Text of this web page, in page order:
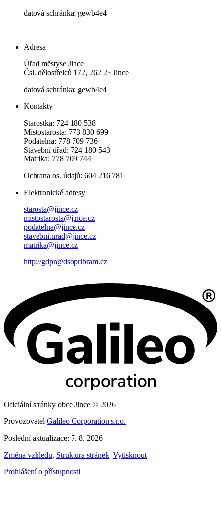
datová schránka: gewb4e4
Adresa
Úřad městyse Jince
Čsl. dělostřelců 172, 262 23 Jince
datová schránka: gewb4e4
Kontakty
Starostka: 724 180 538
Místostarosta: 773 830 699
Podatelna: 778 709 736
Stavební úřad: 724 180 543
Matrika: 778 709 744
Ochrana os. údajů: 604 216 781
Elektronické adresy
starosta@jince.cz
mistostarosta@jince.cz
podatelna@jince.cz
stavebni.urad@jince.cz
matrika@jince.cz
http://gdpr@dsopribram.cz
Oficiální stránky obce Jince © 2026
Provozovatel Galileo Corporation s.r.o.
Poslední aktualizace: 7. 8. 2026
Změna vzhledu, Struktura stránek, Vytisknout
Prohlášení o přístupnosti